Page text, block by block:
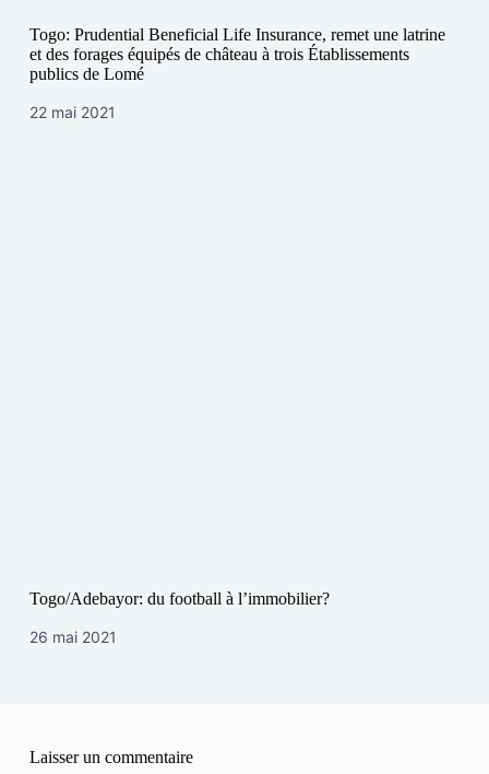
Togo: Prudential Beneficial Life Insurance, remet une latrine
et des forages équipés de château à trois Établissements
publics de Lomé
22 mai 2021
Togo/Adebayor: du football à l’immobilier?
26 mai 2021
Laisser un commentaire